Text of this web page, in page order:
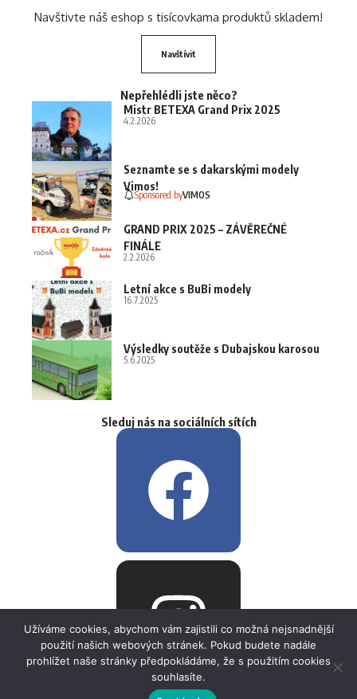
Navštivte náš eshop s tisícovkama produktů skladem!
Navštívit
Nepřehlédli jste něco?
Mistr BETEXA Grand Prix 2025
4.2.2026
Seznamte se s dakarskými modely
Vimos!
Sponsored byVIMOS
GRAND PRIX 2025 – ZÁVĚREČNÉ
FINÁLE
2.2.2026
Letní akce s BuBi modely
16.7.2025
Výsledky soutěže s Dubajskou karosou
5.6.2025
Sleduj nás na sociálních sítích
Užíváme cookies, abychom vám zajistili co možná nejsnadnější
použití našich webových stránek. Pokud budete nadále
prohlížet naše stránky předpokládáme, že s použitím cookies
souhlasíte.